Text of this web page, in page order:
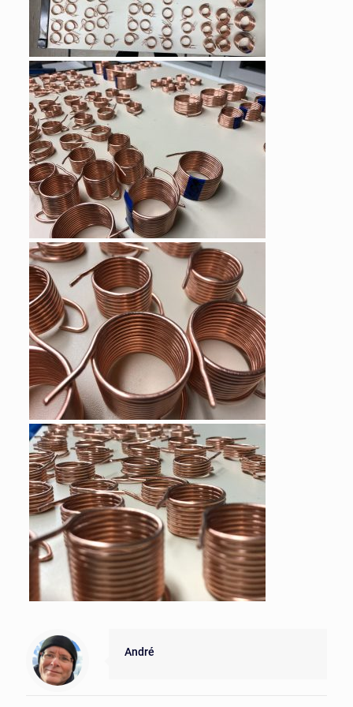
André